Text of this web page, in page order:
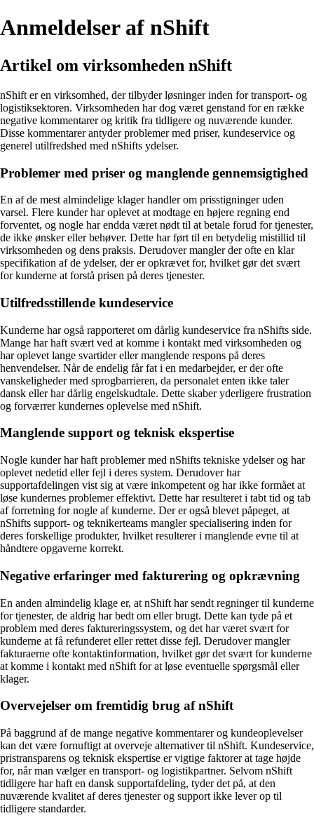
Anmeldelser af nShift
Artikel om virksomheden nShift
nShift er en virksomhed, der tilbyder løsninger inden for transport- og
logistiksektoren. Virksomheden har dog været genstand for en række
negative kommentarer og kritik fra tidligere og nuværende kunder.
Disse kommentarer antyder problemer med priser, kundeservice og
generel utilfredshed med nShifts ydelser.
Problemer med priser og manglende gennemsigtighed
En af de mest almindelige klager handler om prisstigninger uden
varsel. Flere kunder har oplevet at modtage en højere regning end
forventet, og nogle har endda været nødt til at betale forud for tjenester,
de ikke ønsker eller behøver. Dette har ført til en betydelig mistillid til
virksomheden og dens praksis. Derudover mangler der ofte en klar
specifikation af de ydelser, der er opkrævet for, hvilket gør det svært
for kunderne at forstå prisen på deres tjenester.
Utilfredsstillende kundeservice
Kunderne har også rapporteret om dårlig kundeservice fra nShifts side.
Mange har haft svært ved at komme i kontakt med virksomheden og
har oplevet lange svartider eller manglende respons på deres
henvendelser. Når de endelig får fat i en medarbejder, er der ofte
vanskeligheder med sprogbarrieren, da personalet enten ikke taler
dansk eller har dårlig engelskudtale. Dette skaber yderligere frustration
og forværrer kundernes oplevelse med nShift.
Manglende support og teknisk ekspertise
Nogle kunder har haft problemer med nShifts tekniske ydelser og har
oplevet nedetid eller fejl i deres system. Derudover har
supportafdelingen vist sig at være inkompetent og har ikke formået at
løse kundernes problemer effektivt. Dette har resulteret i tabt tid og tab
af forretning for nogle af kunderne. Der er også blevet påpeget, at
nShifts support- og teknikerteams mangler specialisering inden for
deres forskellige produkter, hvilket resulterer i manglende evne til at
håndtere opgaverne korrekt.
Negative erfaringer med fakturering og opkrævning
En anden almindelig klage er, at nShift har sendt regninger til kunderne
for tjenester, de aldrig har bedt om eller brugt. Dette kan tyde på et
problem med deres faktureringssystem, og det har været svært for
kunderne at få refunderet eller rettet disse fejl. Derudover mangler
fakturaerne ofte kontaktinformation, hvilket gør det svært for kunderne
at komme i kontakt med nShift for at løse eventuelle spørgsmål eller
klager.
Overvejelser om fremtidig brug af nShift
På baggrund af de mange negative kommentarer og kundeoplevelser
kan det være fornuftigt at overveje alternativer til nShift. Kundeservice,
pristransparens og teknisk ekspertise er vigtige faktorer at tage højde
for, når man vælger en transport- og logistikpartner. Selvom nShift
tidligere har haft en dansk supportafdeling, tyder det på, at den
nuværende kvalitet af deres tjenester og support ikke lever op til
tidligere standarder.